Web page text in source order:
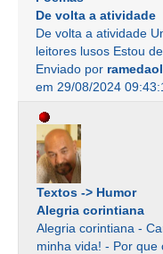
De volta a atividade
De volta a atividade
leitores lusos Estou
Enviado por ramedaol
em 29/08/2024
Textos -> Humor
Alegria corintiana
Alegria corintiana -
minha vida! - Por que